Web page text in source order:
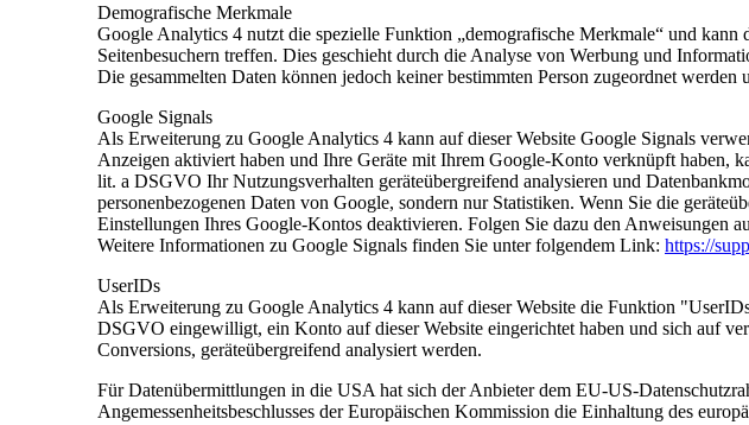
Demografische Merkmale
Google Analytics 4 nutzt die spezielle Funktion „demografische Merkmale“ und kann
Seitenbesuchern treffen. Dies geschieht durch die Analyse von Werbung und
Die gesammelten Daten können jedoch keiner bestimmten Person zugeordnet
Google Signals
Als Erweiterung zu Google Analytics 4 kann auf dieser Website Google Signals
Anzeigen aktiviert haben und Ihre Geräte mit Ihrem Google-Konto verknüpft
lit. a DSGVO Ihr Nutzungsverhalten geräteübergreifend analysieren und
personenbezogenen Daten von Google, sondern nur Statistiken. Wenn Sie die
Einstellungen Ihres Google-Kontos deaktivieren. Folgen Sie dazu den Anweisungen
Weitere Informationen zu Google Signals finden Sie unter folgendem Link: https://
UserIDs
Als Erweiterung zu Google Analytics 4 kann auf dieser Website die Funktion
DSGVO eingewilligt, ein Konto auf dieser Website eingerichtet haben und sich auf
Conversions, geräteübergreifend analysiert werden.
Für Datenübermittlungen in die USA hat sich der Anbieter dem EU-US-
Angemessenheitsbeschlusses der Europäischen Kommission die Einhaltung des